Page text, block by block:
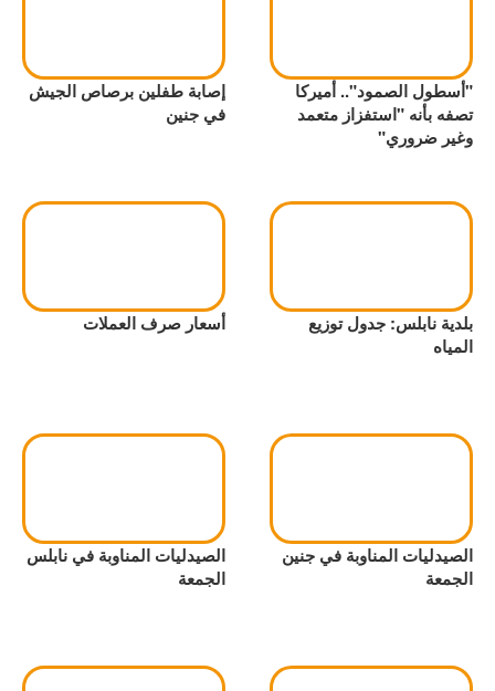
"أسطول الصمود".. أميركا
تصفه بأنه "استفزاز متعمد
وغير ضروري"
إصابة طفلين برصاص الجيش
في جنين
بلدية نابلس: جدول توزيع
المياه
أسعار صرف العملات
الصيدليات المناوبة في جنين
الجمعة
الصيدليات المناوبة في نابلس
الجمعة